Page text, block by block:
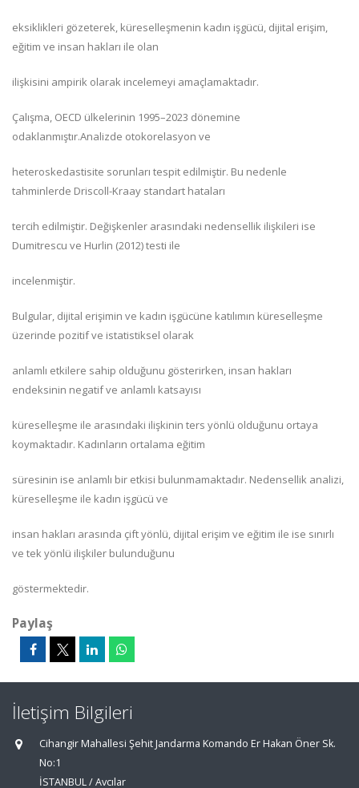
eksiklikleri gözeterek, küreselleşmenin kadın işgücü, dijital erişim,
eğitim ve insan hakları ile olan
ilişkisini ampirik olarak incelemeyi amaçlamaktadır.
Çalışma, OECD ülkelerinin 1995–2023 dönemine
odaklanmıştır.Analizde otokorelasyon ve
heteroskedastisite sorunları tespit edilmiştir. Bu nedenle
tahminlerde Driscoll-Kraay standart hataları
tercih edilmiştir. Değişkenler arasındaki nedensellik ilişkileri ise
Dumitrescu ve Hurlin (2012) testi ile
incelenmiştir.
Bulgular, dijital erişimin ve kadın işgücüne katılımın küreselleşme
üzerinde pozitif ve istatistiksel olarak
anlamlı etkilere sahip olduğunu gösterirken, insan hakları
endeksinin negatif ve anlamlı katsayısı
küreselleşme ile arasındaki ilişkinin ters yönlü olduğunu ortaya
koymaktadır. Kadınların ortalama eğitim
süresinin ise anlamlı bir etkisi bulunmamaktadır. Nedensellik analizi,
küreselleşme ile kadın işgücü ve
insan hakları arasında çift yönlü, dijital erişim ve eğitim ile ise sınırlı
ve tek yönlü ilişkiler bulunduğunu
göstermektedir.
Paylaş
İletişim Bilgileri
Cihangir Mahallesi Şehit Jandarma Komando Er Hakan Öner Sk.
No:1
İSTANBUL / Avcılar